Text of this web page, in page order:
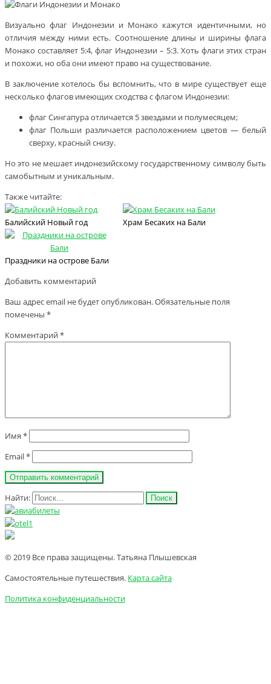
Визуально флаг Индонезии и Монако кажутся идентичными, но
отличия между ними есть. Соотношение длины и ширины флага
Монако составляет 5:4, флаг Индонезии – 5:3. Хоть флаги этих стран
и похожи, но оба они имеют право на существование.
В заключение хотелось бы вспомнить, что в мире существует еще
несколько флагов имеющих сходства с флагом Индонезии:
флаг Сингапура отличается 5 звездами и полумесяцем;
флаг Польши различается расположением цветов — белый
сверху, красный снизу.
Но это не мешает индонезийскому государственному символу быть
самобытным и уникальным.
Также читайте:
Балийский Новый год Храм Бесаких на Бали
Праздники на острове Бали
Добавить комментарий
Ваш адрес email не будет опубликован.Обязательные поля
помечены *
Комментарий*
Имя *
Email*
Найти:
© 2019 Все права защищены. Татьяна Плышевская
Самостоятельные путешествия. Карта сайта
Политика конфиденциальности